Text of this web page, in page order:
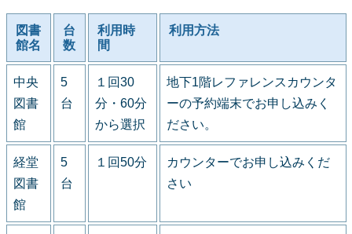
図書
館名
台
数
利用時
間
利用方法
中央
図書
館
5
台
１回30
分・60分
から選択
地下1階レファレンスカウンタ
ーの予約端末でお申し込みく
ださい。
経堂
図書
館
5
台
１回50分
カウンターでお申し込みくだ
さい